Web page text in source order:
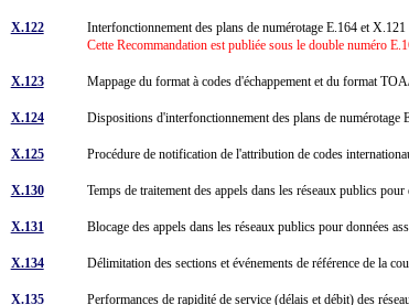
X.122
Interfonctionnement des plans de numérotage E.164 et X.121
Cette Recommandation est publiée sous le double numéro
X.123 Mappage du format à codes d'échappement et du format
X.124 Dispositions d'interfonctionnement des plans de numérotage
X.125 Procédure de notification de l'attribution de codes
X.130 Temps de traitement des appels dans les réseaux publics
X.131 Blocage des appels dans les réseaux publics pour données
X.134 Délimitation des sections et événements de référence de la
X.135 Performances de rapidité de service (délais et débit) des